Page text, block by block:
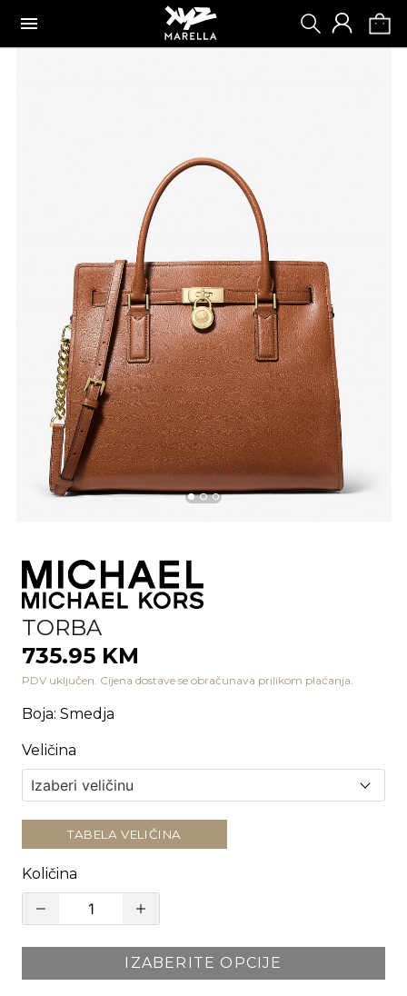
TORBA
735.95 KM
PDV uključen. Cijena dostave se obračunava prilikom plaćanja.
Boja: Smedja
Veličina
TABELA VELIČINA
Količina
IZABERITE OPCIJE